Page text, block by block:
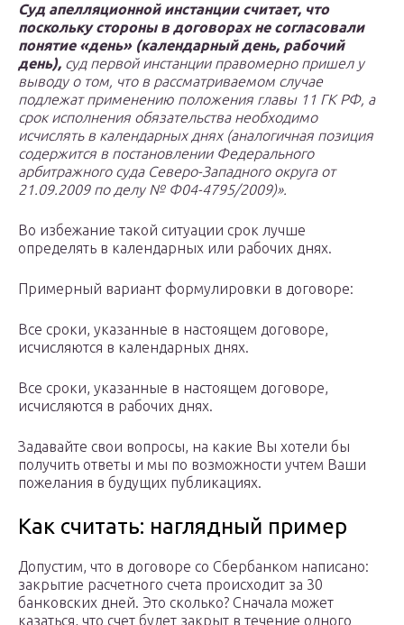
Суд апелляционной инстанции считает, что
поскольку стороны в договорах не согласовали
понятие «день» (календарный день, рабочий
день), суд первой инстанции правомерно пришел у
выводу о том, что в рассматриваемом случае
подлежат применению положения главы 11 ГК РФ, а
срок исполнения обязательства необходимо
исчислять в календарных днях (аналогичная позиция
содержится в постановлении Федерального
арбитражного суда Северо-Западного округа от
21.09.2009 по делу № Ф04-4795/2009)».
Во избежание такой ситуации срок лучше
определять в календарных или рабочих днях.
Примерный вариант формулировки в договоре:
Все сроки, указанные в настоящем договоре,
исчисляются в календарных днях.
Все сроки, указанные в настоящем договоре,
исчисляются в рабочих днях.
Задавайте свои вопросы, на какие Вы хотели бы
получить ответы и мы по возможности учтем Ваши
пожелания в будущих публикациях.
Как считать: наглядный пример
Допустим, что в договоре со Сбербанком написано:
закрытие расчетного счета происходит за 30
банковских дней. Это сколько? Сначала может
казаться, что счет будет закрыт в течение одного